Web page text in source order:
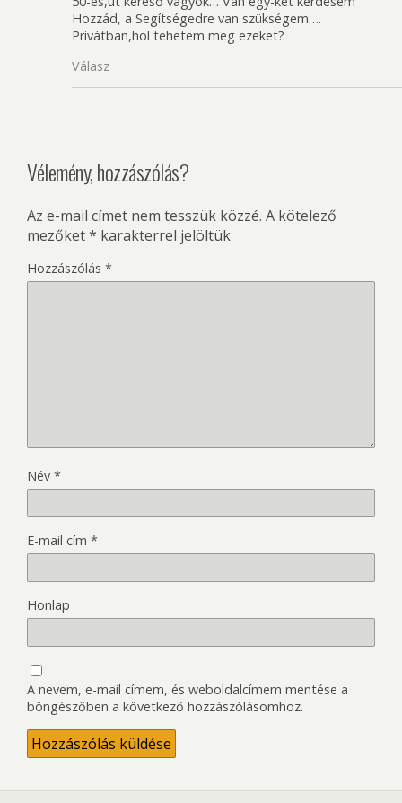
Hozzád, a Segítségedre van szükségem….
Privátban,hol tehetem meg ezeket?
Válasz
Vélemény, hozzászólás?
Az e-mail címet nem tesszük közzé. A kötelező
mezőket* karakterrel jelöltük
Hozzászólás *
Név *
E-mail cím *
Honlap
A nevem, e-mail címem, és weboldalcímem mentése a
böngészőben a következő hozzászólásomhoz.